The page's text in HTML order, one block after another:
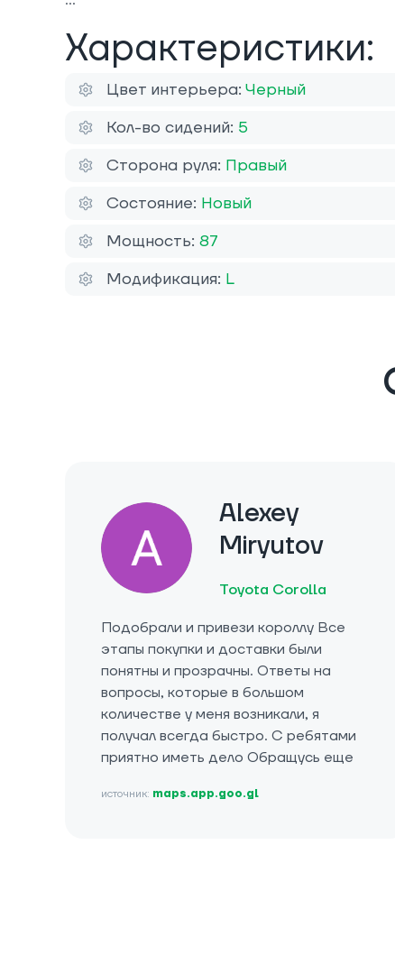
Характеристики:
Цвет интерьера: Черный
Кол-во сидений: 5
Сторона руля: Правый
Состояние: Новый
Мощность: 87
Модификация: L
Alexey
Miryutov
Toyota Corolla
Подобрали и привези короллу Все
этапы покупки и доставки были
понятны и прозрачны. Ответы на
вопросы, которые в большом
количестве у меня возникали, я
получал всегда быстро. С ребятами
приятно иметь дело Обращусь еще
источник: maps.app.goo.gl